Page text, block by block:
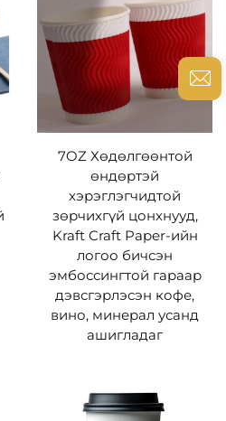
7OZ Хөдөлгөөнтой
өндөртэй
хэрэглэгчидтой
зөрчихгүй цонхнууд,
Kraft Craft Paper-ийн
логоо бичсэн
эмбоссингтой гараар
дэвсгэрлэсэн кофе,
вино, минерал усанд
ашигладаг